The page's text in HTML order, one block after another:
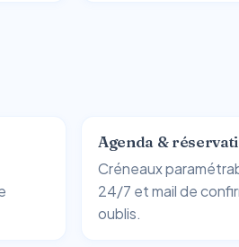
Agenda &
Créneaux
24/7 et mail de
oublis.